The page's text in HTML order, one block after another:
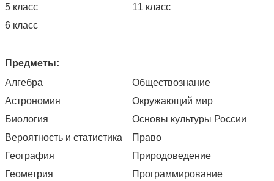
5 класс
6 класс
11 класс
Предметы:
Алгебра
Астрономия
Биология
Вероятность и статистика
География
Геометрия
Обществознание
Окружающий мир
Основы культуры России
Право
Природоведение
Программирование